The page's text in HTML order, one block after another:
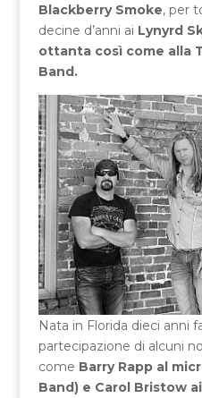
Blackberry Smoke, per
decine d’anni ai Lynyrd
ottanta così come alla
Band.
Nata in Florida dieci anni
partecipazione di alcuni
come Barry Rapp al
Band) e Carol Bristow